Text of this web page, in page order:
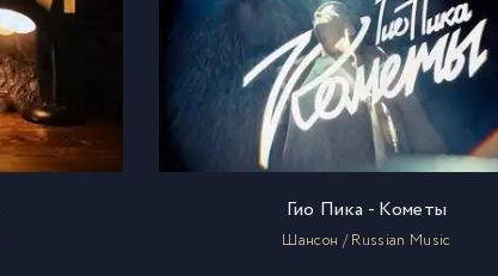
Гио Пика - Кометы
Шансон / Russian Music